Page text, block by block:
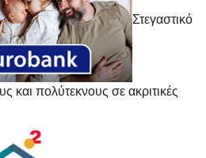
Στεγαστικό
και πολύτεκνους σε ακριτικές